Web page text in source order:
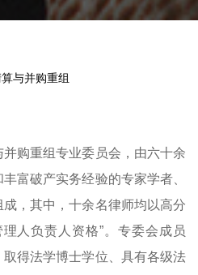
与并购重组
购重组专业委员会，由六十余
富破产实务经验的专家学者、
，其中，十余名律师均以高分
人负责人资格”。专委会成员
得法学博士学位、具有各级法